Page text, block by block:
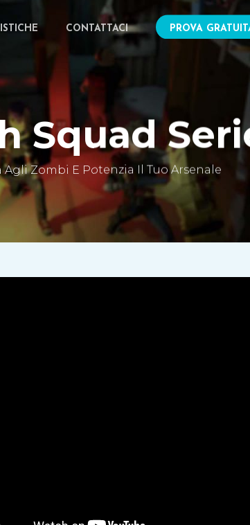
CONTATTACI PROVA
Squad
Agli Zombi E Potenzia Il Tuo Arsenale